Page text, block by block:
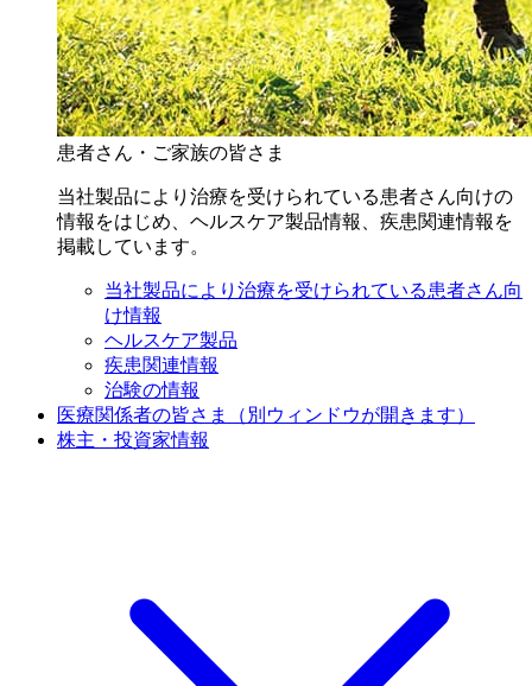
患者さん・ご家族の皆さま
当社製品により治療を受けられている患者さん向けの
情報をはじめ、ヘルスケア製品情報、疾患関連情報を
掲載しています。
当社製品により治療を受けられている患者さん向
け情報
ヘルスケア製品
疾患関連情報
治験の情報
医療関係者の皆さま
（別ウィンドウが開きます）
株主・投資家情報